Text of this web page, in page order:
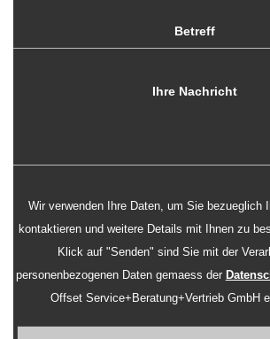
Wir verwenden Ihre Daten, um Sie bezueglich
kontaktieren und weitere Details mit Ihnen zu
Klick auf "Senden" sind Sie mit der Verarbeitung Ihrer
personenbezogenen Daten gemaess der
Offset Service+Beratung+Vertrieb GmbH